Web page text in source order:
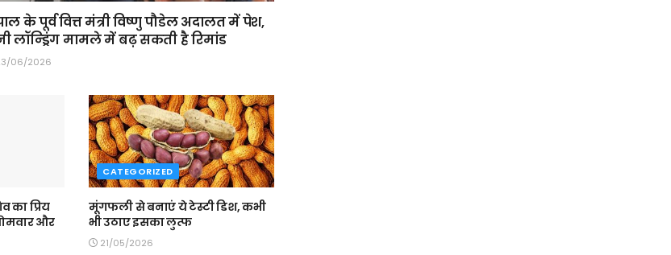
के पूर्व वित्त मंत्री विष्णु पौडेल अदालत में पेश,
लॉन्ड्रिंग मामले में बढ़ सकती है रिमांड
06/2026
का प्रिय
और
CATEGORIZED
मूंगफली से बनाएं ये टेस्टी डिश, कभी
भी उठाए इसका लुत्फ
21/05/2026